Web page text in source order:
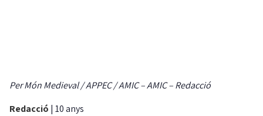
Per Món Medieval / APPEC / AMIC – AMIC – Redacció
Redacció | 10 anys